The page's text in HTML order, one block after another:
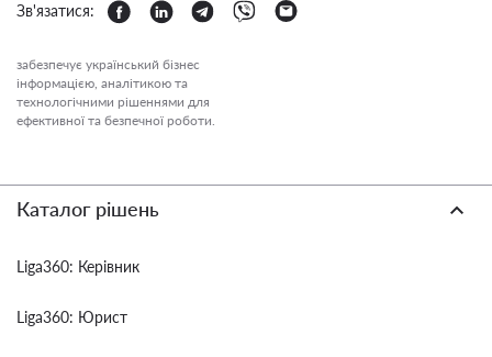
Зв'язатися:
забезпечує український бізнес
інформацією, аналітикою та
технологічними рішеннями для
ефективної та безпечної роботи.
Каталог рішень
Liga360: Керівник
Liga360: Юрист